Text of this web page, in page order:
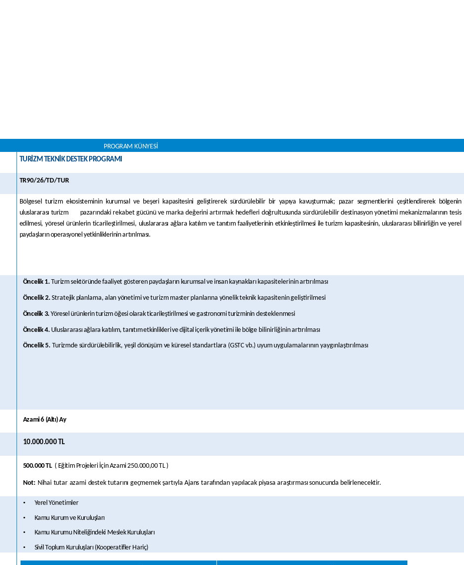
PROGRAM KÜNYESİ
TURİZM TEKNİK DESTEK PROGRAMI
TR90/26/TD/TUR
Bölgesel turizm ekosisteminin kurumsal ve beşeri kapasitesini geliştirerek sürdürülebilir bir yapıya kavuşturmak; pazar segmentlerini çeşitlendirerek bölgenin
uluslararası turizm pazarındaki rekabet gücünü ve marka değerini artırmak hedefleri doğrultusunda sürdürülebilirdestinasyon yönetimi mekanizmalarının tesis
edilmesi, yöresel ürünlerin ticarileştirilmesi, uluslararası ağlara katılım ve tanıtım faaliyetlerinin etkinleştirilmesi ile turizm kapasitesinin, uluslararası bilinirliğin ve yerel
paydaşlarınoperasyonelyetkinliklerininartırılması.
Öncelik 1. Turizmsektöründefaaliyet gösteren paydaşların kurumsalve insankaynaklarıkapasitelerininartırılması
Öncelik2. Stratejik planlama, alan yönetimiveturizm master planlarına yönelikteknikkapasiteningeliştirilmesi
Öncelik 3.Yöresel ürünlerin turizm öğesi olarak ticarileştirilmesi ve gastronomi turizminindesteklenmesi
Öncelik4. Uluslararasıağlara katılım, tanıtımetkinliklerivedijital içerikyönetimi ile bölge bilinirliğininartırılması
Öncelik5. Turizmde sürdürülebilirlik, yeşil dönüşüm ve küresel standartlara (GSTC vb.)uyumuygulamalarının yaygınlaştırılması
Azami6 (Altı)Ay
10.000.000 TL
500.000 TL ( Eğitim Projeleri İçin Azami250.000,00 TL )
Not: Nihai tutar azami destek tutarını geçmemek şartıyla Ajans tarafından yapılacak piyasa araştırması sonucunda belirlenecektir.
• YerelYönetimler
•
Kamu Kurumve Kuruluşları
•
Kamu Kurumu Niteliğindeki MeslekKuruluşları
•
SivilToplum Kuruluşları (Kooperatifler Hariç)